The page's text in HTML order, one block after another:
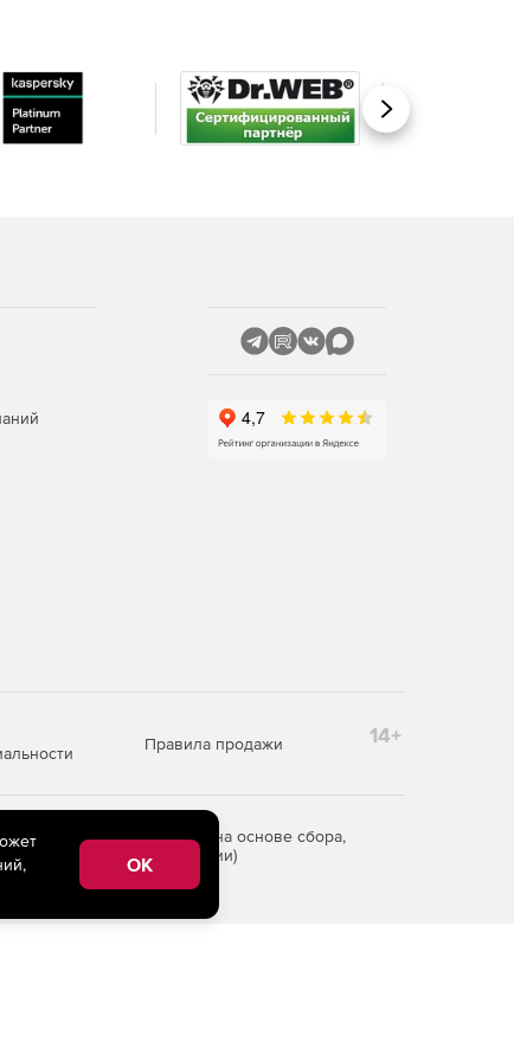
Вперед
Правила продажи 14+
информации на основе сбора,
Российской Федерации)
OK